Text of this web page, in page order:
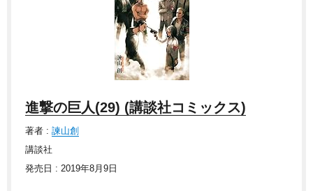
進撃の巨人(29) (講談社コミックス)
著者 : 諫山創
講談社
発売日 : 2019年8月9日